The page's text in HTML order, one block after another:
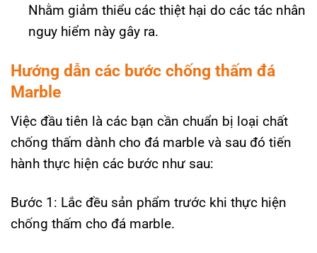
Nhằm giảm thiểu các thiệt hại do các tác nhân
nguy hiểm này gây ra.
Hướng dẫn các bước chống thấm đá
Marble
Việc đầu tiên là các bạn cần chuẩn bị loại chất
chống thấm dành cho đá marble và sau đó tiến
hành thực hiện các bước như sau:
Bước 1: Lắc đều sản phẩm trước khi thực hiện
chống thấm cho đá marble.